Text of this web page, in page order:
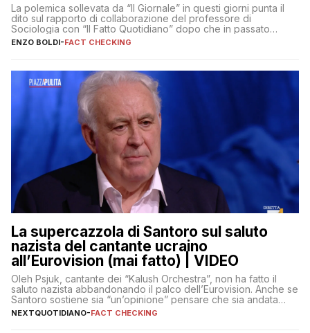
La polemica sollevata da “Il Giornale” in questi giorni punta il
dito sul rapporto di collaborazione del professore di
Sociologia con “Il Fatto Quotidiano” dopo che in passato
erano volati stracci
ENZO BOLDI-FACT CHECKING
La supercazzola di Santoro sul saluto
nazista del cantante ucraino
all’Eurovision (mai fatto) | VIDEO
Oleh Psjuk, cantante dei “Kalush Orchestra”, non ha fatto il
saluto nazista abbandonando il palco dell’Eurovision. Anche se
Santoro sostiene sia “un’opinione” pensare che sia andata
così
NEXTQUOTIDIANO-FACT CHECKING